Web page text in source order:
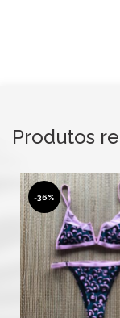
Produtos
-36%